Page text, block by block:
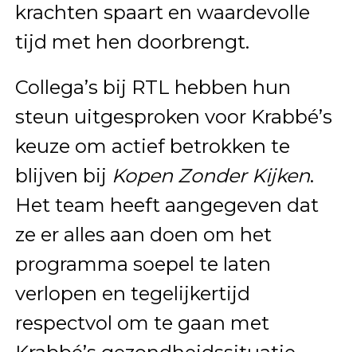
krachten spaart en waardevolle
tijd met hen doorbrengt.
Collega’s bij RTL hebben hun
steun uitgesproken voor Krabbé’s
keuze om actief betrokken te
blijven bij Kopen Zonder Kijken.
Het team heeft aangegeven dat
ze er alles aan doen om het
programma soepel te laten
verlopen en tegelijkertijd
respectvol om te gaan met